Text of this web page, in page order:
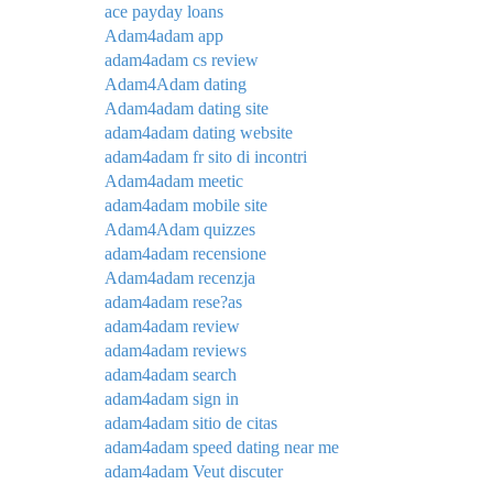
ace payday loans
Adam4adam app
adam4adam cs review
Adam4Adam dating
Adam4adam dating site
adam4adam dating website
adam4adam fr sito di incontri
Adam4adam meetic
adam4adam mobile site
Adam4Adam quizzes
adam4adam recensione
Adam4adam recenzja
adam4adam rese?as
adam4adam review
adam4adam reviews
adam4adam search
adam4adam sign in
adam4adam sitio de citas
adam4adam speed dating near me
adam4adam Veut discuter